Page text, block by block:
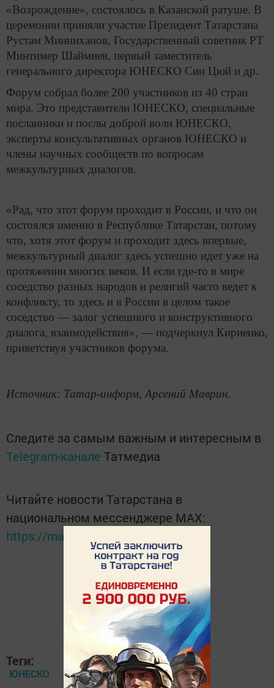
«Возрождение», состоялось в Казанской ратуше. В
церемонии приняли участие Президент Татарстана
Рустам Минниханов, Государственный советник РТ
Минтимер Шаймиев, первый заместитель
генерального директора ЮНЕСКО Син Цюй и др.
Форум собрал более 200 участников из 40 стран
мира. Это представители ЮНЕСКО, специальные
посланники и послы доброй воли ЮНЕСКО,
эксперты консультативных органов ЮНЕСКО и
члены научных сообществ по вопросам
межкультурных диалогов.
«Рад, что этот форум проходит в России, и что он
состоялся именно в Республике Татарстан, потому
что, хотя этот форум и проходит здесь впервые,
межкультурный диалог здесь успешно идет уже на
протяжении многих веков. И если где-то в мире
соседство разных народов и религий часто ведет к
конфликту, то здесь и в России в целом такое
соседство — залог успешного и конструктивного
диалога, взаимодействия», — подчеркнул Кириенко,
приветствуя участников форума.
Источник: Татар-информ, Арсений Маврин.
Следите за самым важным и интересным в
Telegram-канале Татмедиа
Читайте новости Татарстана в
национальном мессенджере MАХ:
https://max.ru/tatmedia
Теги:
ЮНЕСКО